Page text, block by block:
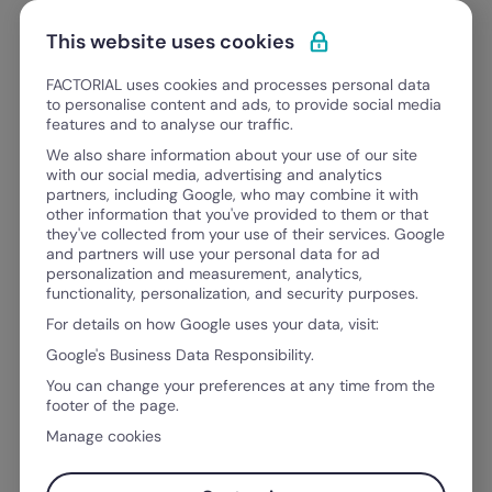
Ir para o conteúdo
Experimente Grátis
FACTORIAL BLOG
Tudo o que precisa para evoluir
como
um líder, um profissional de RH, um
umprofissionaldeRH
This website uses cookies
FACTORIAL uses cookies and processes personal data
to personalise content and ads, to provide social media
features and to analyse our traffic.
We also share information about your use of our site
with our social media, advertising and analytics
partners, including Google, who may combine it with
other information that you've provided to them or that
they've collected from your use of their services. Google
and partners will use your personal data for ad
personalization and measurement, analytics,
functionality, personalization, and security purposes.
For details on how Google uses your data, visit:
Google's Business Data Responsibility.
You can change your preferences at any time from the
footer of the page.
Manage cookies